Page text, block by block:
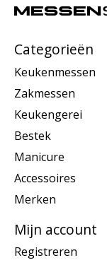
Categorieën
Keukenmessen
Zakmessen
Keukengerei
Bestek
Manicure
Accessoires
Merken
Mijn account
Registreren